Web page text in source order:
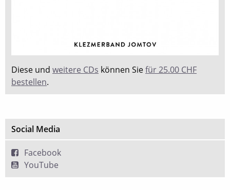
Diese und weitere CDs können Siefür 25.00 CHF
bestellen.
Social Media
Facebook
YouTube